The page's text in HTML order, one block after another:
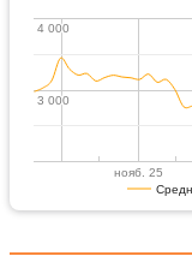
нояб. 25
3 000
3 000
4 000
4 000